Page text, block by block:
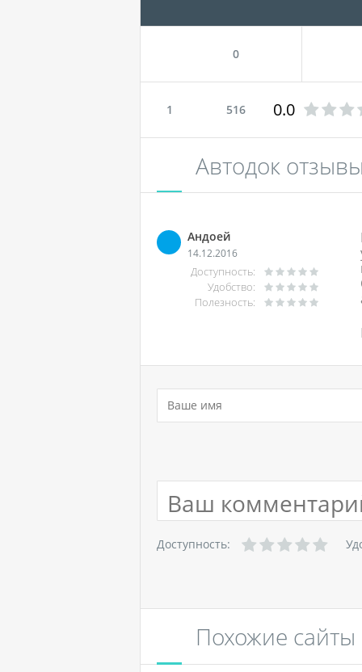
0
1 516 0.0
Автодок
Андоей
14.12.2016
Доступность:
Удобство:
Полезность:
Доступность:
Похожие сайты